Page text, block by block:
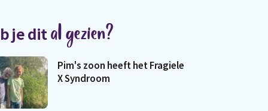
je dital gezien?
Pim's zoon heeft het Fragiele
X Syndroom